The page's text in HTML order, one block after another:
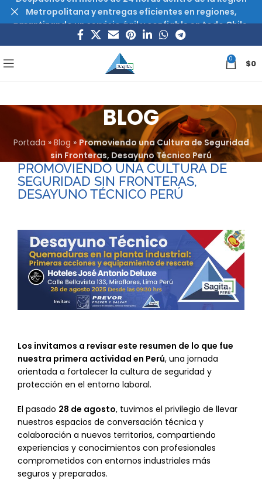
0 $0
BLOG
Portada» Blog»Promoviendo una Cultura de Seguridad
sin Fronteras, Desayuno Técnico Perú
PROMOVIENDO UNA CULTURA DE
SEGURIDAD SIN FRONTERAS,
DESAYUNO TÉCNICO PERÚ
Los invitamos a revisar este resumen de lo que fue
nuestra primera actividad en Perú, una jornada
orientada a fortalecer la cultura de seguridad y
protección en el entorno laboral.
El pasado 28 de agosto, tuvimos el privilegio de llevar
nuestros espacios de conversación técnica y
colaboración a nuevos territorios, compartiendo
experiencias y conocimientos con profesionales
comprometidos con entornos industriales más
seguros y preparados.
Metropolitana y entregas eficientes en regiones,
garantizando un servicio ágil y confiable en todo Chile.